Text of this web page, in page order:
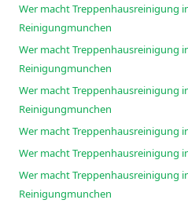
Wer macht Treppenhausreinigung
Reinigungmunchen
Wer macht Treppenhausreinigung
Reinigungmunchen
Wer macht Treppenhausreinigung
Reinigungmunchen
Wer macht Treppenhausreinigung
Wer macht Treppenhausreinigung
Wer macht Treppenhausreinigung
Reinigungmunchen